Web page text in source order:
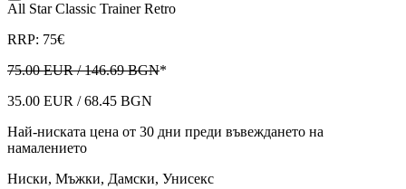
All Star Classic Trainer Retro
RRP: 75€
75.00 EUR / 146.69 BGN*
35.00 EUR / 68.45 BGN
Най-ниската цена от 30 дни преди въвеждането на
намалението
Ниски, Мъжки, Дамски, Унисекс